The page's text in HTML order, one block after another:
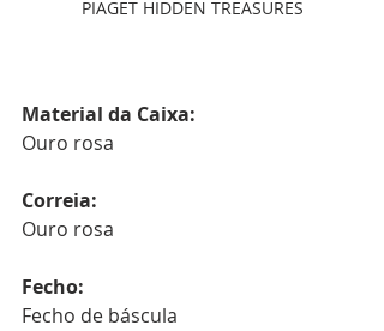
PIAGET HIDDEN TREASURES
Material da Caixa:
Ouro rosa
Correia:
Ouro rosa
Fecho:
Fecho de báscula